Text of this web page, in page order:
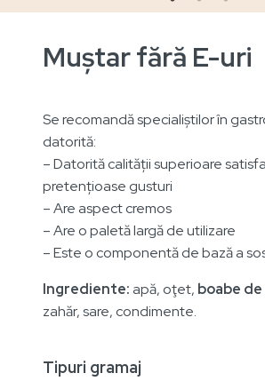
Muștar fără E-uri
Se recomandă specialiștilor în
datorită:
– Datorită calității superioare
pretențioase gusturi
– Are aspect cremos
– Are o paletă largă de utilizare
– Este o componentă de bază a
Ingrediente:apă, oţet, boabe
zahăr, sare, condimente.
Tipuri gramaj